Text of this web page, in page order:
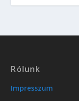
Rólunk
Impresszum